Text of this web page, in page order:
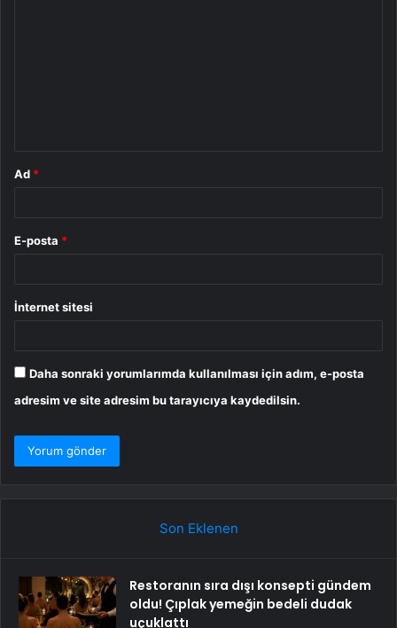
Ad *
E-posta *
İnternet sitesi
Daha sonraki yorumlarımda kullanılması için adım, e-posta
adresim ve site adresim bu tarayıcıya kaydedilsin.
Son Eklenen
Restoranın sıra dışı konsepti gündem
oldu! Çıplak yemeğin bedeli dudak
uçuklattı